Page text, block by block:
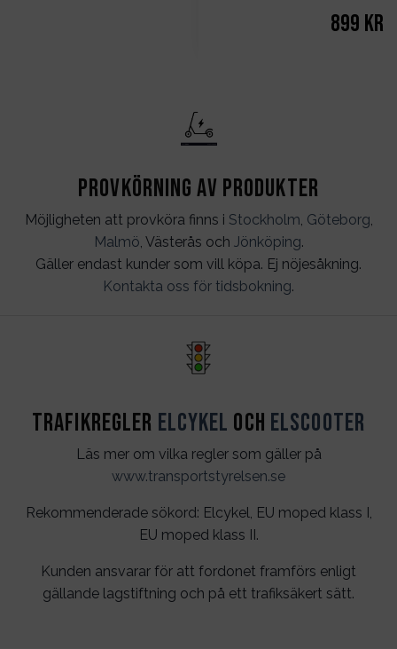
899 kr
Provkörning av produkter
Möjligheten att provköra finns i Stockholm, Göteborg,
Malmö, Västerås och Jönköping.
Gäller endast kunder som vill köpa. Ej nöjesåkning.
Kontakta oss för tidsbokning.
Trafikregler Elcykel och Elscooter
Läs mer om vilka regler som gäller på
www.transportstyrelsen.se
Rekommenderade sökord: Elcykel, EU moped klass I,
EU moped klass II.
Kunden ansvarar för att fordonet framförs enligt
gällande lagstiftning och på ett trafiksäkert sätt.